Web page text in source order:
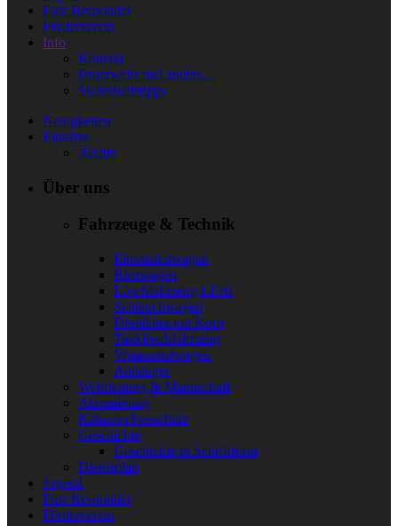
First Responder
Förderverein
Info
Kontakt
Feuerwehr mal anders…
Sicherheitstipps
Neuigkeiten
Einsätze
Archiv
Über uns
Fahrzeuge & Technik
Einsatzleitwagen
Rüstwagen
Löschfahrzeug LF10
Schlauchwagen
Drehleiter mit Korb
Tanklöschfahrzeug
Vorausrüstwagen
Anhänger
Wehrleitung & Mannschaft
Alarmierung
Katastrophenschutz
Geschichte
Geschichte in Schriftform
Dienstplan
Jugend
First Responder
Förderverein